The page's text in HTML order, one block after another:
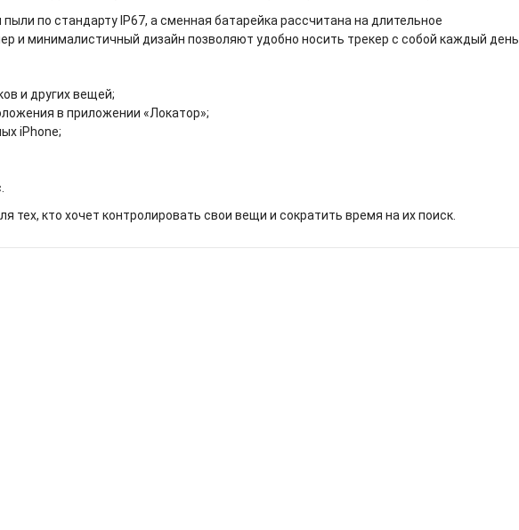
по стандарту IP67, а сменная батарейка рассчитана на длительное
и минималистичный дизайн позволяют удобно носить трекер с собой каждый день.
и других вещей;
в приложении «Локатор»;
iPhone;
тех, кто хочет контролировать свои вещи и сократить время на их поиск.